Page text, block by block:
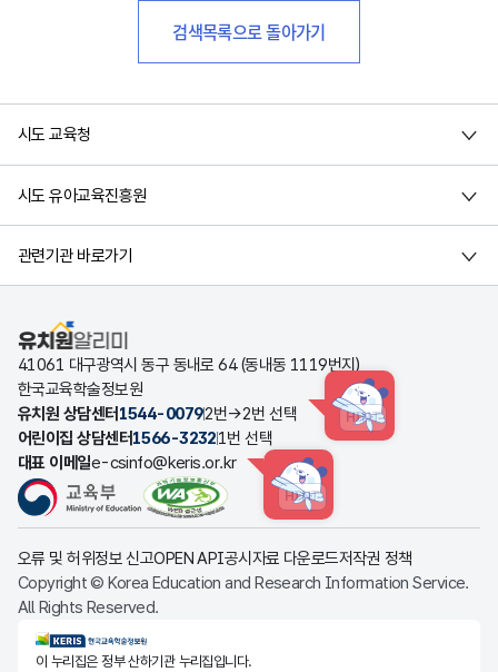
검색목록으로 돌아가기
시도 교육청
시도 유아교육진흥원
관련기관 바로가기
유치원알리미
41061 대구광역시 동구 동내로 64 (동내동 1119번지)
한국교육학술정보원
유치원 상담센터 1544-00792번→2번 선택 HINT
어린이집 상담센터1566-32321번 선택
대표 이메일e-csinfo@keris.or.kr
HINT
오류 및 허위정보 신고OPEN API공시자료 다운로드저작권 정책
Copyright © Korea Education and Research Information Service.
All Rights Reserved.
KERIS한국교육학술정보원
이 누리집은 정부 산하기관 누리집입니다.